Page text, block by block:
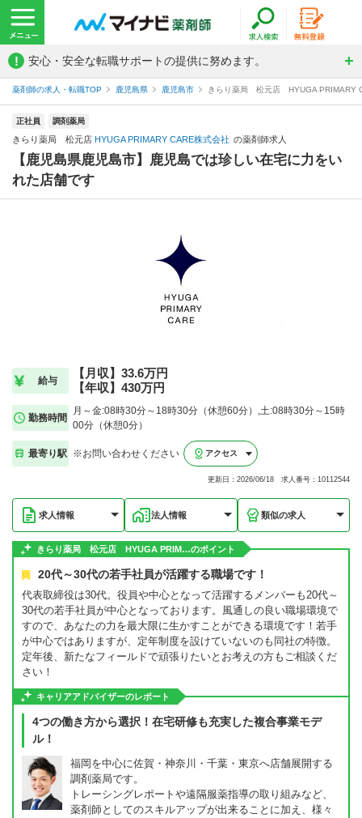
! 安心・安全な転職サポートの提供に努めます。
薬剤師の求人・転職TOP 鹿児島県 鹿児島市 きらり薬局 松元店 HYUGA PRIMARY
正社員 調剤薬局
きらり薬局 松元店 HYUGA PRIMARY CARE株式会社 の薬剤師求人
【鹿児島県鹿児島市】鹿児島では珍しい在宅に力をい
れた店舗です
給与
【月収】33.6万円
【年収】430万円
勤務時間
月～金:08時30分～18時30分（休憩60分）,土:08時30分～15時
00分（休憩0分）
最寄り駅 ※お問い合わせください アクセス
更新日：2026/06/18 求人番号：10112544
求人情報 法人情報 類似の求人
きらり薬局 松元店 HYUGA PRIM…のポイント
20代～30代の若手社員が活躍する職場です！
代表取締役は30代。役員や中心となって活躍するメンバーも20代～
30代の若手社員が中心となっております。風通しの良い職場環境で
すので、あなたの力を最大限に生かすことができる環境です！若手
が中心ではありますが、定年制度を設けていないのも同社の特徴。
定年後、新たなフィールドで頑張りたいとお考えの方もご相談くだ
さい！
キャリアアドバイザーのレポート
4つの働き方から選択！在宅研修も充実した複合事業モデ
ル！
福岡を中心に佐賀・神奈川・千葉・東京へ店舗展開する
調剤薬局です。
トレーシングレポートや遠隔服薬指導の取り組みなど、
薬剤師としてのスキルアップが出来ることに加え、様々